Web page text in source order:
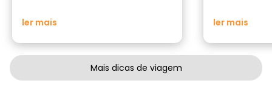
ler mais ler mais
Mais dicas de viagem